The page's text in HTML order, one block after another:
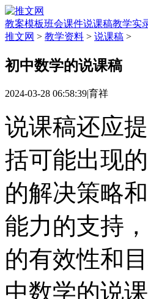
教案模板班会课件说课稿教学实
推文网 > 教学资料 > 说课稿 >
初中数学的说课稿
2024-03-28 06:58:39|育祥
说课稿还应
括可能出现
的解决策略
能力的支持
的有效性和
中数学的说